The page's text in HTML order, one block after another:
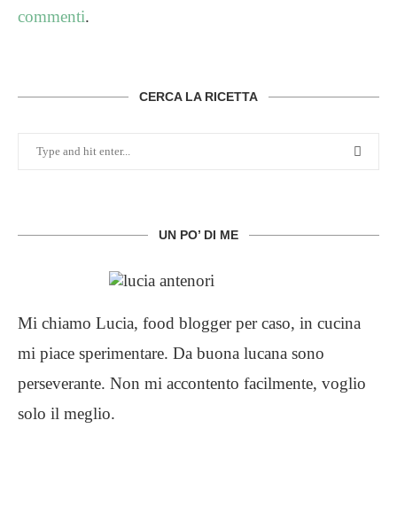
commenti.
CERCA LA RICETTA
UN PO’ DI ME
Mi chiamo Lucia, food blogger per caso, in cucina
mi piace sperimentare. Da buona lucana sono
perseverante. Non mi accontento facilmente, voglio
solo il meglio.